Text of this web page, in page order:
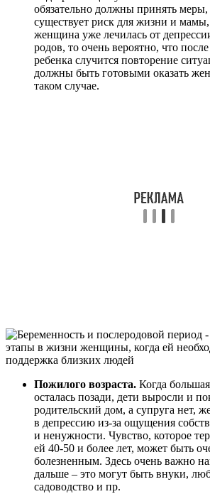
обязательно должны принять
существует риск для жизни и
женщина уже лечилась от
родов, то очень вероятно, что
ребенка случится повторение
должны быть готовыми оказать
таком случае.
Пожилого возраста. Когда
осталась позади, дети выросли и
родительский дом, а супруга нет,
в депрессию из-за ощущения
и ненужности. Чувство, которое
ей 40-50 и более лет, может быть
болезненным. Здесь очень важно
дальше – это могут быть внуки,
садоводство и пр.